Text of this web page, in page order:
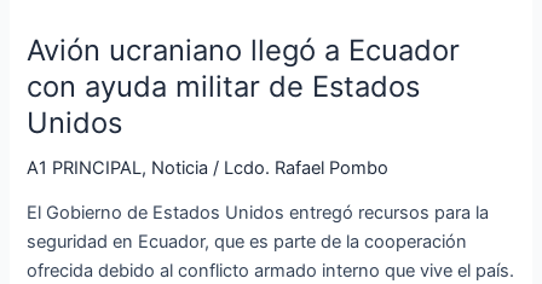
Avión ucraniano llegó a Ecuador
con ayuda militar de Estados
Unidos
A1 PRINCIPAL, Noticia / Lcdo. Rafael Pombo
El Gobierno de Estados Unidos entregó recursos para la
seguridad en Ecuador, que es parte de la cooperación
ofrecida debido al conflicto armado interno que vive el país.
a
Ecuador
con
ayuda
militar
Estados
Unidos